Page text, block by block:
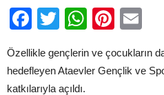
Facebook
Twitter
Özellikle gençlerin ve çocukların
hedefleyen Ataevler Gençlik ve
katkılarıyla açıldı.